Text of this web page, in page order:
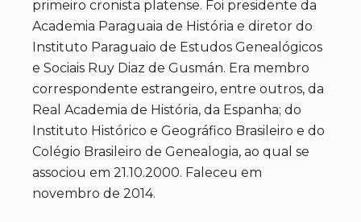
primeiro cronista platense. Foi presidente da
Academia Paraguaia de História e diretor do
Instituto Paraguaio de Estudos Genealógicos
e Sociais Ruy Diaz de Gusmán. Era membro
correspondente estrangeiro, entre outros, da
Real Academia de História, da Espanha; do
Instituto Histórico e Geográfico Brasileiro e do
Colégio Brasileiro de Genealogia, ao qual se
associou em 21.10.2000. Faleceu em
novembro de 2014.